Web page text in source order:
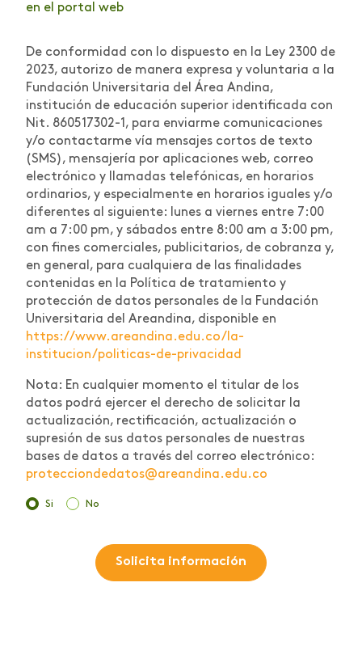
en el portal web
De conformidad con lo dispuesto en la Ley 2300 de
2023, autorizo de manera expresa y voluntaria a la
Fundación Universitaria del Área Andina,
institución de educación superior identificada con
Nit. 860517302-1, para enviarme comunicaciones
y/o contactarme vía mensajes cortos de texto
(SMS), mensajería por aplicaciones web, correo
electrónico y llamadas telefónicas, en horarios
ordinarios, y especialmente en horarios iguales y/o
diferentes al siguiente: lunes a viernes entre 7:00
am a 7:00 pm, y sábados entre 8:00 am a 3:00 pm,
con fines comerciales, publicitarios, de cobranza y,
en general, para cualquiera de las finalidades
contenidas en la Política de tratamiento y
protección de datos personales de la Fundación
Universitaria del Areandina, disponible en
https://www.areandina.edu.co/la-
institucion/politicas-de-privacidad
Nota: En cualquier momento el titular de los
datos podrá ejercer el derecho de solicitar la
actualización, rectificación, actualización o
supresión de sus datos personales de nuestras
bases de datos a través del correo electrónico:
protecciondedatos@areandina.edu.co
Si No
Solicita información